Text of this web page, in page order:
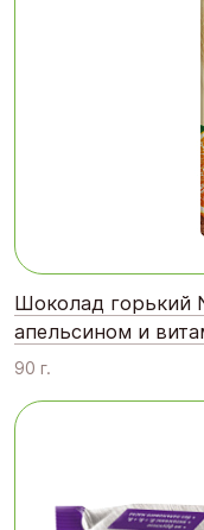
Шоколад горький
апельсином и
90 г.